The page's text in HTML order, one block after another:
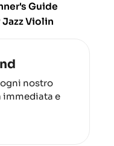
Guide
Violin
nostro
immediata e